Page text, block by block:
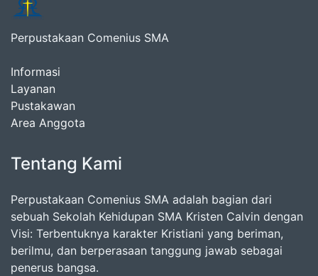
Perpustakaan Comenius SMA
Informasi
Layanan
Pustakawan
Area Anggota
Tentang Kami
Perpustakaan Comenius SMA adalah bagian dari
sebuah Sekolah Kehidupan SMA Kristen Calvin dengan
Visi: Terbentuknya karakter Kristiani yang beriman,
berilmu, dan berperasaan tanggung jawab sebagai
penerus bangsa.